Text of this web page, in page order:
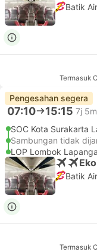
Batik Air
Termasuk
Pengesahan segera
07:10 15:15 7j 5m
SOC Kota Surakarta
LOP Lombok
Batik Air
Termasuk